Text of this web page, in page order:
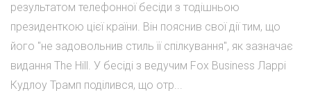
результатом телефонної бесіди з тодішньою
президенткою цієї країни. Він пояснив свої дії тим, що
його "не задовольнив стиль її спілкування", як зазначає
видання The Hill. У бесіді з ведучим Fox Business Ларрі
Кудлоу Трамп поділився, що отр...